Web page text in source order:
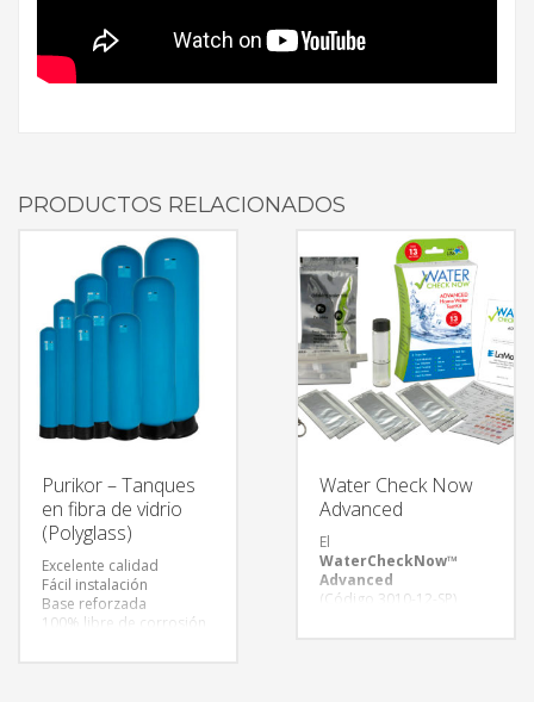
PRODUCTOS RELACIONADOS
Purikor – Tanques
en fibra de vidrio
(Polyglass)
Excelente calidad
Fácil instalación
Base reforzada
100% libre de corrosión
Water Check Now
Advanced
El
WaterCheckNow™
Advanced
(Código 3010-12-SP)